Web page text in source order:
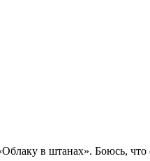
в штанах». Боюсь,